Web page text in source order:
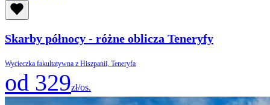
Skarby północy - różne oblicza Teneryfy
Wycieczka fakultatywna z Hiszpanii, Teneryfa
od 329zł/os.